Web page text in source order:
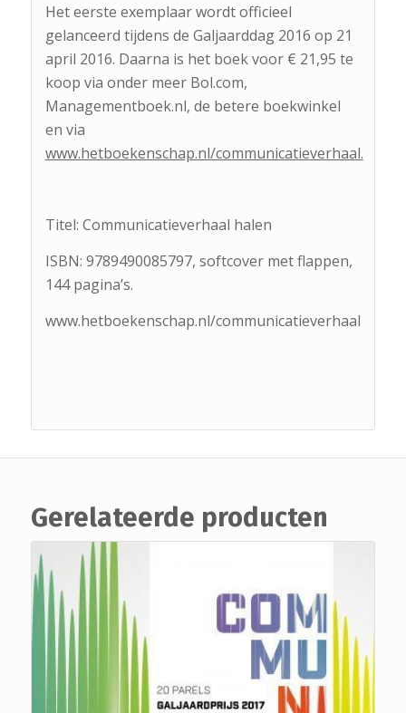
Het eerste exemplaar wordt officieel
gelanceerd tijdens de Galjaarddag 2016 op 21
april 2016. Daarna is het boek voor € 21,95 te
koop via onder meer Bol.com,
Managementboek.nl, de betere boekwinkel
en via
www.hetboekenschap.nl/communicatieverhaal.
Titel: Communicatieverhaal halen
ISBN: 9789490085797, softcover met flappen,
144 pagina’s.
www.hetboekenschap.nl/communicatieverhaal
Gerelateerde producten